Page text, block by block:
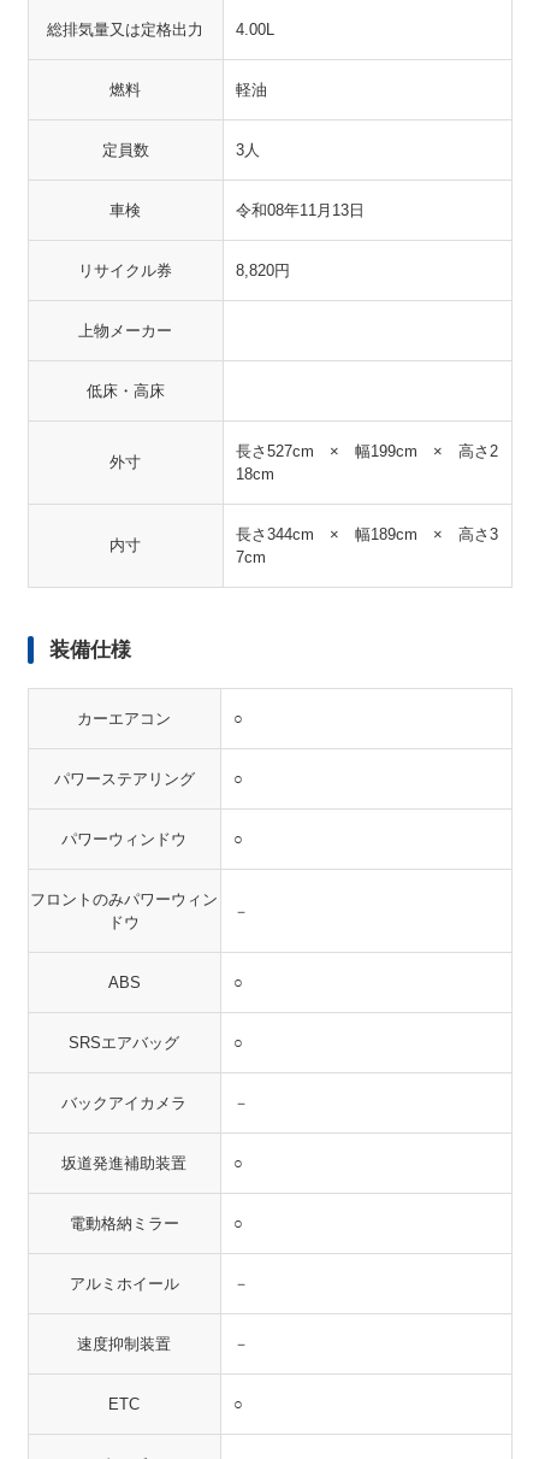
総排気量又は定格出力 4.00L
燃料 軽油
定員数 3人
車検 令和08年11月13日
リサイクル券 8,820円
上物メーカー
低床・高床
外寸
長さ527cm × 幅199cm × 高さ2
18cm
内寸
長さ344cm × 幅189cm × 高さ3
7cm
装備仕様
カーエアコン ○
パワーステアリング ○
パワーウィンドウ ○
フロントのみパワーウィン
ドウ
－
ABS ○
SRSエアバッグ ○
バックアイカメラ －
坂道発進補助装置 ○
電動格納ミラー ○
アルミホイール －
速度抑制装置 －
ETC ○